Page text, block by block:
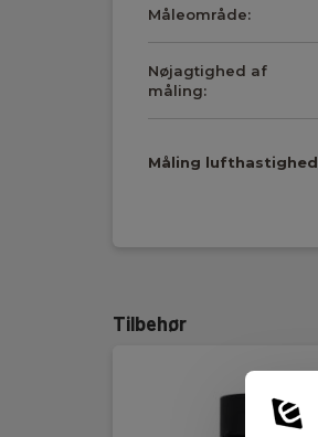
Måleområde:
Nøjagtighed af
måling:
Måling lufthastighed
Tilbehør